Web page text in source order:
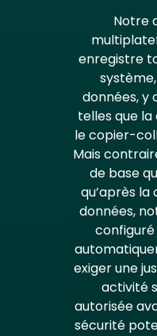
Notre
enregistre
données, y
telles que
le copier-
Mais
de base
qu’après
données,
exiger une
activité
autorisée
sécurité